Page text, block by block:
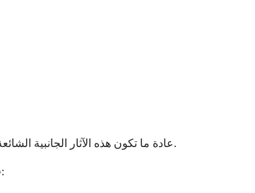
عادة ما تكون هذه الآثار الجانبية الشائعة قابلة للإدارة من خلال الرعاية الداعمة والأدوية التي يمكن لطبيبك وصفها. يجد معظم الناس أن الآثار الجانبية تصبح أكثر تحملاً مع تكيف أجسامهم مع العلاج.
في حين أنها أقل شيوعًا، قد يعاني بعض الأشخاص من آثار جانبية أكثر خطورة تتطلب عناية طبية فورية. يمكن أن تشمل هذه المضاعفات النادرة ولكنها مهمة: